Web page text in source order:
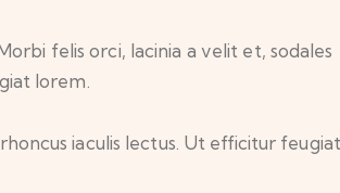
felis orci, lacinia a velit et, sodales
lorem.
iaculis lectus. Ut efficitur